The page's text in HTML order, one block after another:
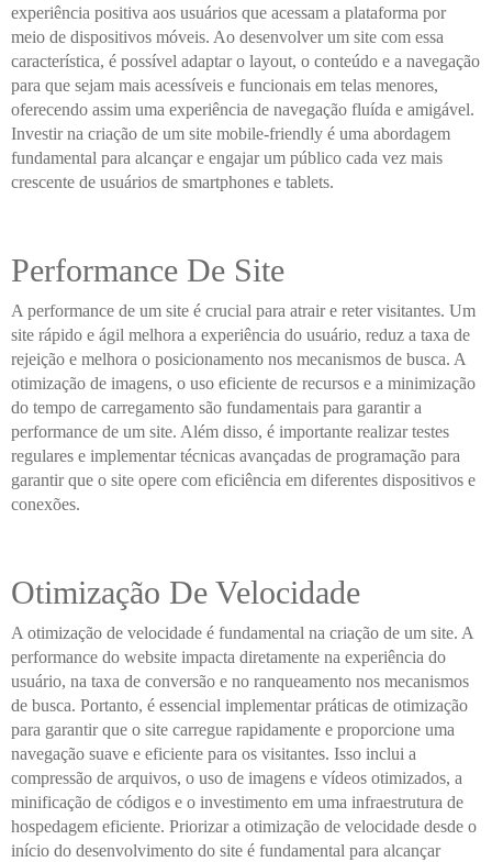
experiência positiva aos usuários que acessam a plataforma por
meio de dispositivos móveis. Ao desenvolver um site com essa
característica, é possível adaptar o layout, o conteúdo e a navegação
para que sejam mais acessíveis e funcionais em telas menores,
oferecendo assim uma experiência de navegação fluída e amigável.
Investir na criação de um site mobile-friendly é uma abordagem
fundamental para alcançar e engajar um público cada vez mais
crescente de usuários de smartphones e tablets.
Performance De Site
A performance de um site é crucial para atrair e reter visitantes. Um
site rápido e ágil melhora a experiência do usuário, reduz a taxa de
rejeição e melhora o posicionamento nos mecanismos de busca. A
otimização de imagens, o uso eficiente de recursos e a minimização
do tempo de carregamento são fundamentais para garantir a
performance de um site. Além disso, é importante realizar testes
regulares e implementar técnicas avançadas de programação para
garantir que o site opere com eficiência em diferentes dispositivos e
conexões.
Otimização De Velocidade
A otimização de velocidade é fundamental na criação de um site. A
performance do website impacta diretamente na experiência do
usuário, na taxa de conversão e no ranqueamento nos mecanismos
de busca. Portanto, é essencial implementar práticas de otimização
para garantir que o site carregue rapidamente e proporcione uma
navegação suave e eficiente para os visitantes. Isso inclui a
compressão de arquivos, o uso de imagens e vídeos otimizados, a
minificação de códigos e o investimento em uma infraestrutura de
hospedagem eficiente. Priorizar a otimização de velocidade desde o
início do desenvolvimento do site é fundamental para alcançar